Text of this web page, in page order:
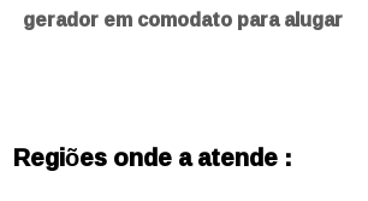
gerador em comodato para alugar
Regiões onde a atende :